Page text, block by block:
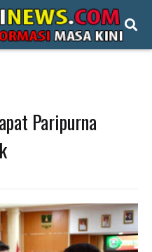
Paripurna